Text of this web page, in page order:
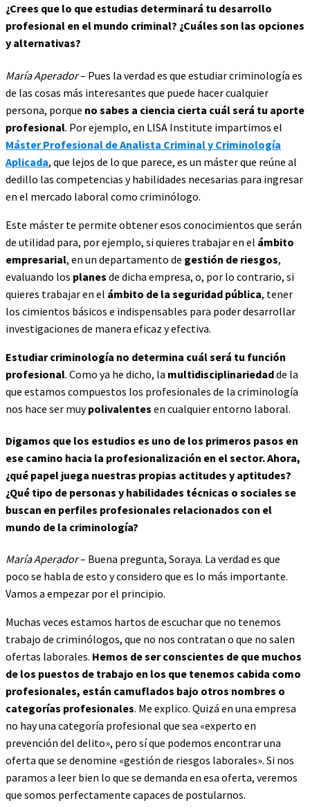
¿Crees que lo que estudias determinará tu desarrollo
profesional en el mundo criminal? ¿Cuáles son las opciones
y alternativas?
María Aperador– Pues la verdad es que estudiar criminología es
de las cosas más interesantes que puede hacer cualquier
persona, porque no sabes a ciencia cierta cuál será tu aporte
profesional. Por ejemplo, en LISA Institute impartimos el
Máster Profesional de Analista Criminal y Criminología
Aplicada, que lejos de lo que parece, es un máster que reúne al
dedillo las competencias y habilidades necesarias para ingresar
en el mercado laboral como criminólogo.
Este máster te permite obtener esos conocimientos que serán
de utilidad para, por ejemplo, si quieres trabajar en el ámbito
empresarial, en un departamento de gestión de riesgos,
evaluando los planes de dicha empresa, o, por lo contrario, si
quieres trabajar en el ámbito de la seguridad pública, tener
los cimientos básicos e indispensables para poder desarrollar
investigaciones de manera eficaz y efectiva.
Estudiar criminología no determina cuál será tu función
profesional. Como ya he dicho, la multidisciplinariedadde la
que estamos compuestos los profesionales de la criminología
nos hace ser muypolivalentes en cualquier entorno laboral.
Digamos que los estudios es uno de los primeros pasos en
ese camino hacia la profesionalización en el sector. Ahora,
¿qué papel juega nuestras propias actitudes y aptitudes?
¿Qué tipo de personas y habilidades técnicas o sociales se
buscan en perfiles profesionales relacionados con el
mundo de la criminología?
María Aperador– Buena pregunta, Soraya. La verdad es que
poco se habla de esto y considero que es lo más importante.
Vamos a empezar por el principio.
Muchas veces estamos hartos de escuchar que no tenemos
trabajo de criminólogos, que no nos contratan o que no salen
ofertas laborales. Hemos de ser conscientes de que muchos
de los puestos de trabajo en los que tenemos cabida como
profesionales, están camuflados bajo otros nombres o
categorías profesionales. Me explico. Quizá en una empresa
no hay una categoría profesional que sea «experto en
prevención del delito», pero sí que podemos encontrar una
oferta que se denomine «gestión de riesgos laborales». Si nos
paramos a leer bien lo que se demanda en esa oferta, veremos
que somos perfectamente capaces de postularnos.